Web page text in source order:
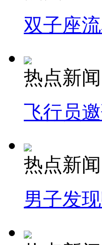
双子座
热点新闻
飞行员
热点新闻
男子发